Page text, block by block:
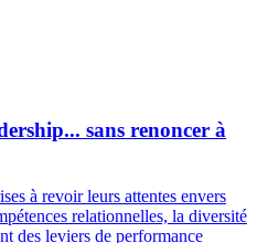
sans renoncer à
à revoir leurs attentes envers
relationnelles, la diversité
des leviers de performance